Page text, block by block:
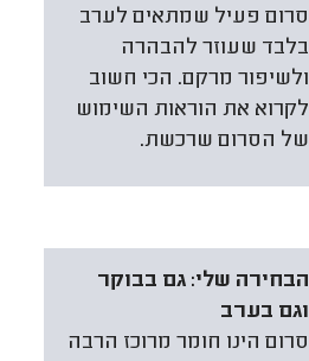
סרום פעיל שמתאים לערב
בלבד שעוזר להבהרה
ולשיפור מרקם. הכי חשוב
לקרוא את הוראות השימוש
של הסרום שרכשת.
הבחירה שלי: גם בבוקר
וגם בערב
סרום הינו חומר מרוכז הרבה